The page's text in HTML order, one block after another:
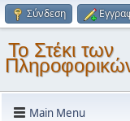
Σύνδεση
Το Στέκι των
Main Menu